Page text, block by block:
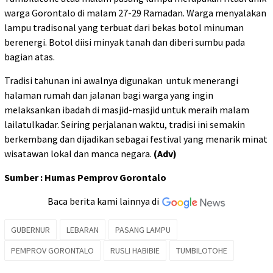
warga Gorontalo di malam 27-29 Ramadan. Warga menyalakan
lampu tradisonal yang terbuat dari bekas botol minuman
berenergi. Botol diisi minyak tanah dan diberi sumbu pada
bagian atas.
Tradisi tahunan ini awalnya digunakan untuk menerangi
halaman rumah dan jalanan bagi warga yang ingin
melaksankan ibadah di masjid-masjid untuk meraih malam
lailatulkadar. Seiring perjalanan waktu, tradisi ini semakin
berkembang dan dijadikan sebagai festival yang menarik minat
wisatawan lokal dan manca negara. (Adv)
Sumber : Humas Pemprov Gorontalo
Baca berita kami lainnya di
GUBERNUR LEBARAN
PASANG LAMPU
PEMPROV GORONTALO
RUSLI HABIBIE TUMBILOTOHE